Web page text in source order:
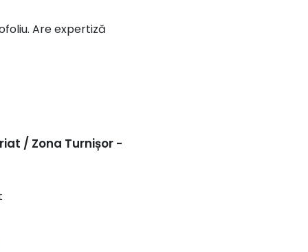
Are expertiză
/ Zona Turnișor -